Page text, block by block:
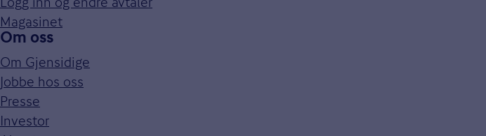
Magasinet
Om oss
Om Gjensidige
Jobbe hos oss
Presse
Investor